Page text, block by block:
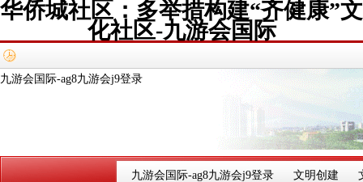
华侨城社区：多举措构建“齐健康”文
化社区-九游会国际
九游会国际-ag8九游会j9登录
九游会国际-ag8九游会j9登录 文明创建